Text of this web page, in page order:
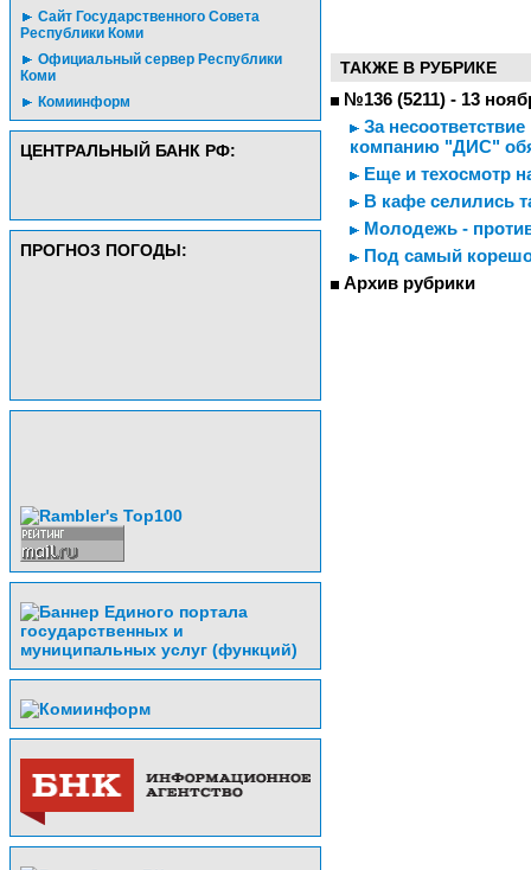
Сайт Государственного Совета
Республики Коми
Официальный сервер Республики
Коми
Комиинформ
ЦЕНТРАЛЬНЫЙ БАНК РФ:
ПРОГНОЗ ПОГОДЫ:
ТАКЖЕ В РУБРИКЕ
№136 (5211) - 13
За
компанию "ДИС"
Еще и техосмотр
В кафе селились
Молодежь -
Под самый
Архив рубрики